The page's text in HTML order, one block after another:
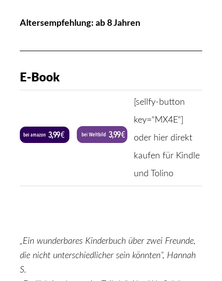
Altersempfehlung: ab 8 Jahren
E-Book
[sellfy-button
key=“MX4E“]
oder hier direkt
kaufen für Kindle
und Tolino
„Ein wunderbares Kinderbuch über zwei Freunde,
die nicht unterschiedlicher sein könnten”, Hannah
S.